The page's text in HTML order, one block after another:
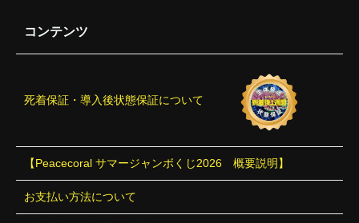
コンテンツ
死着保証・導入後状態保証について
【Peacecoral サマージャンボくじ2026 概要説明】
お支払い方法について